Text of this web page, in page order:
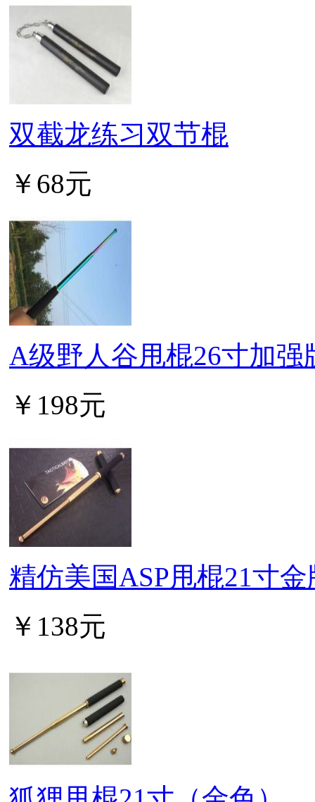
双截龙练习双节棍
￥68元
A级野人谷甩棍26寸加
￥198元
精仿美国ASP甩棍21寸金
￥138元